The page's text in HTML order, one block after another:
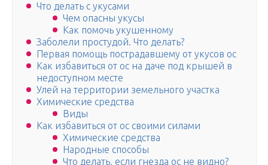
Что делать с укусами
Чем опасны укусы
Как помочь укушенному
Заболели простудой. Что делать?
Первая помощь пострадавшему от укусов ос
Как избавиться от ос на даче под крышей в
недоступном месте
Улей на территории земельного участка
Химические средства
Виды
Как избавиться от ос своими силами
Химические средства
Народные способы
Что делать, если гнезда ос не видно?